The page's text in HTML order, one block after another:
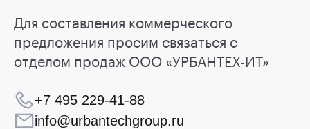
Для составления коммерческого
предложения просим связаться с
отделом продаж ООО «УРБАНТЕХ-ИТ»
+7 495 229-41-88
info@urbantechgroup.ru